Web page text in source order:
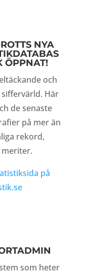
NYA
ÖPPNAT!
och
Här
de senaste
på mer än
rekord,
på
som heter